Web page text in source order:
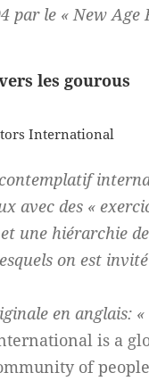
par le « New Age
les gourous
International
avec des «
une hiérarchie
on est
en anglais: «
is a
of